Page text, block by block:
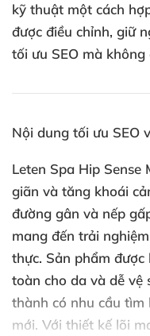
kỹ thuật một cách
được điều chỉnh, giữ
tối ưu SEO mà
Nội dung tối ưu SEO
Leten Spa Hip
giãn và tăng khoái
đường gân và nếp
mang đến trải
thực. Sản phẩm
toàn cho da và dễ vệ
thành có nhu cầu tìm
mới. Với thiết kế lõi